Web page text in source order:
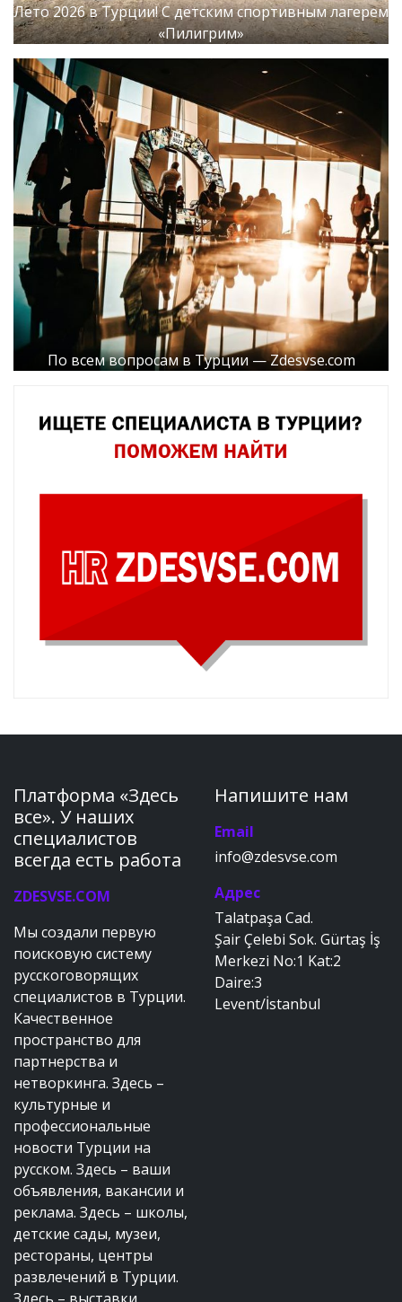
Лето 2026 в Турции! С детским спортивным лагерем
«Пилигрим»
По всем вопросам в Турции — Zdesvse.com
Платформа «Здесь
все». У наших
специалистов
всегда есть работа
ZDESVSE.COM
Мы создали первую
поисковую систему
русскоговорящих
специалистов в Турции.
Качественное
пространство для
партнерства и
нетворкинга. Здесь –
культурные и
профессиональные
новости Турции на
русском. Здесь – ваши
объявления, вакансии и
реклама. Здесь – школы,
детские сады, музеи,
рестораны, центры
развлечений в Турции.
Напишите нам
Email
info@zdesvse.com
Адрес
Talatpaşa Cad.
Şair Çelebi Sok. Gürtaş İş
Merkezi No:1 Kat:2
Daire:3
Levent/İstanbul